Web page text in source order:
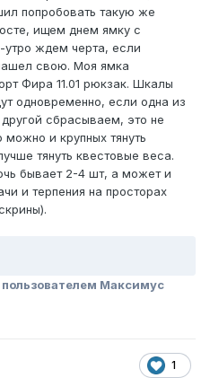
попробовать такую же
ищем днем ямку с
ждем черта, если
свою. Моя ямка
Фира 11.01 рюкзак. Шкалы
одновременно, если одна из
сбрасываем, это не
можно и крупных тянуть
тянуть квестовые веса.
бывает 2-4 шт, а может и
и терпения на просторах
пользователем Максимус
1